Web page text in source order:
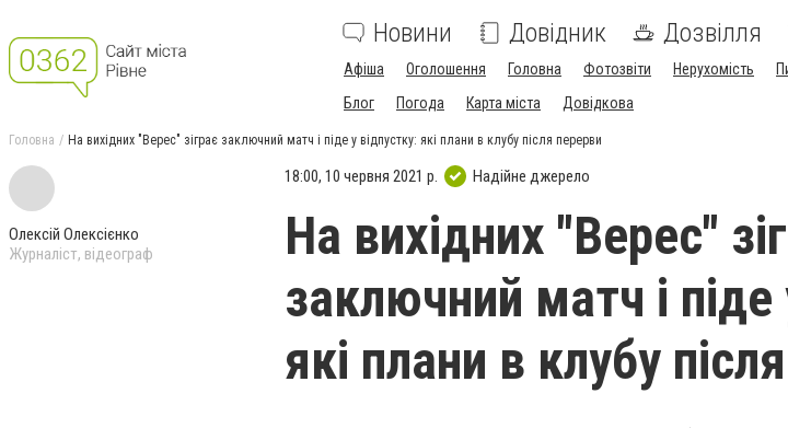
Новини Довідник Дозвілля
Афіша Оголошення Головна Фотозвіти Нерухомість
Блог
Погода Карта міста Довідкова
Головна На вихідних "Верес" зіграє заключний матч і піде у відпустку: які плани в клубу після перерви
Олексій Олексієнко
Журналіст, відеограф
18:00, 10 червня 2021 р. Надійне джерело
На вихідних "Верес"
заключний матч і піде
які плани в клубу